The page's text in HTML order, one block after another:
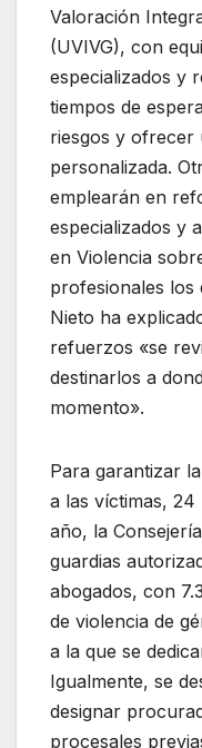
Valoración
(UVIVG), con
especializados y
tiempos de
riesgos y ofrecer
personalizada.
emplearán en
especializados y
en Violencia
profesionales los
Nieto ha
refuerzos «se
destinarlos a
momento».
Para garantizar
a las víctimas,
año, la
guardias
abogados, con
de violencia de
a la que se
Igualmente, se
designar
procesales